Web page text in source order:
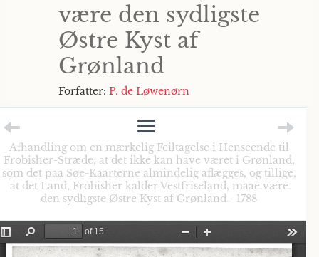
være den sydligste
Østre Kyst af
Grønland
Forfatter: P. de Løwenørn
Afhandling om en mærkelig Feiltagelse i Henseende til
Frobisher-Stræde, at det ikke kan have været i Grønland,
som det paa Søe-Kaarterne almindelig aflægges, og tillige,
at det Land, Frobisher kalder Vestfriseland, maae være
den sydligste Østre Kyst af Grønland - 1788